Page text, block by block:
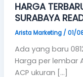
HARGA
SURABAYA
Arista Marketing / 01/
Ada yang baru
Harga per lembar
ACP ukuran […]